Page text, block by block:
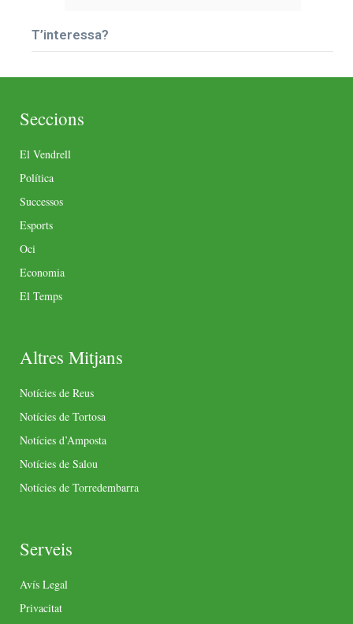
T’interessa?
Seccions
El Vendrell
Política
Successos
Esports
Oci
Economia
El Temps
Altres Mitjans
Notícies de Reus
Notícies de Tortosa
Notícies d’Amposta
Notícies de Salou
Notícies de Torredembarra
Serveis
Avís Legal
Privacitat